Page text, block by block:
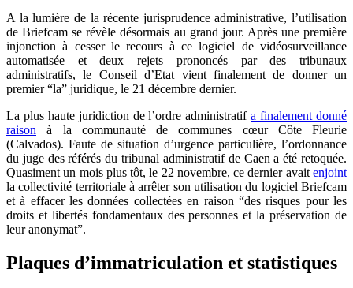
A la lumière de la récente jurisprudence administrative, l’utilisation
de Briefcam se révèle désormais au grand jour. Après une première
injonction à cesser le recours à ce logiciel de vidéosurveillance
automatisée et deux rejets prononcés par des tribunaux
administratifs, le Conseil d’Etat vient finalement de donner un
premier “la” juridique, le 21 décembre dernier.
La plus haute juridiction de l’ordre administratifa finalement donné
raison à la communauté de communes cœur Côte Fleurie
(Calvados). Faute de situation d’urgence particulière, l’ordonnance
du juge des référés du tribunal administratif de Caen a été retoquée.
Quasiment un mois plus tôt, le 22 novembre, ce dernier avait enjoint
la collectivité territoriale à arrêter son utilisation du logiciel Briefcam
et à effacer les données collectées en raison “des risques pour les
droits et libertés fondamentaux des personnes et la préservation de
leur anonymat”.
Plaques d’immatriculation et statistiques